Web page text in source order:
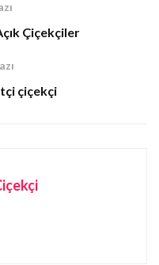
Çiçekçiler
çiçekçi